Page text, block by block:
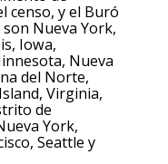
censo, y el Buró
Nueva York,
Iowa,
Nueva
del Norte,
Virginia,
de
York,
Seattle y